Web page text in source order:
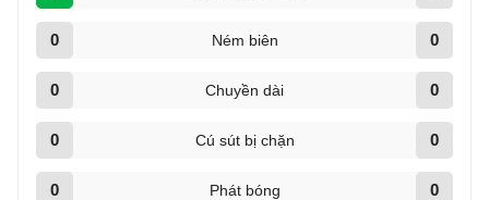
0 Ném biên 0
0 Chuyền dài 0
0 Cú sút bị chặn 0
0 Phát bóng 0